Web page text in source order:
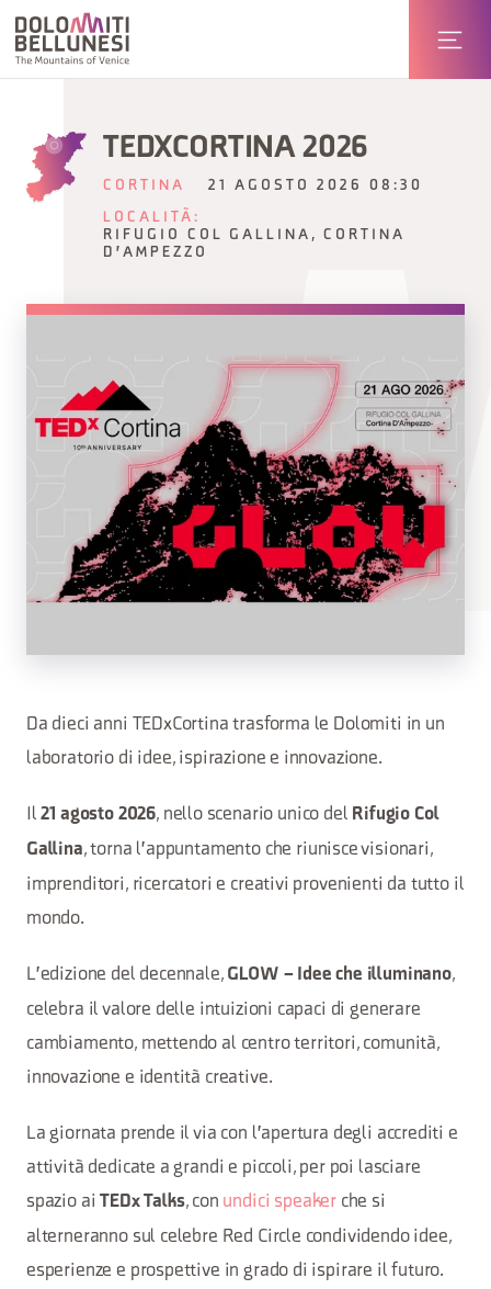
TEDXCORTINA 2026
CORTINA 21 AGOSTO 2026 08:30
LOCALITÀ:
RIFUGIO COL GALLINA, CORTINA
D'AMPEZZO
Da dieci anni TEDxCortina trasforma le Dolomiti in un
laboratorio di idee, ispirazione e innovazione.
Il21 agosto 2026, nello scenario unico del Rifugio Col
Gallina, torna l'appuntamento che riunisce visionari,
imprenditori, ricercatori e creativi provenienti da tutto il
mondo.
L'edizione del decennale, GLOW – Idee che illuminano,
celebra il valore delle intuizioni capaci di generare
cambiamento, mettendo al centro territori, comunità,
innovazione e identità creative.
La giornata prende il via con l'apertura degli accrediti e
attività dedicate a grandi e piccoli, per poi lasciare
spazio ai TEDx Talks, con undici speaker che si
alterneranno sul celebre Red Circle condividendo idee,
esperienze e prospettive in grado di ispirare il futuro.